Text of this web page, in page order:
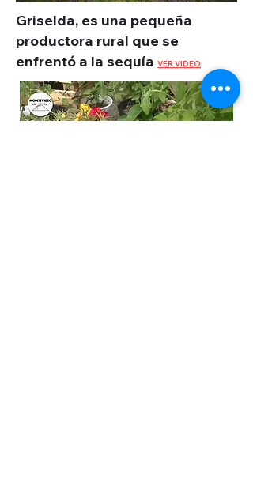
Griselda, es una pequeña
productora rural que se
enfrentó a la sequía VER VIDEO